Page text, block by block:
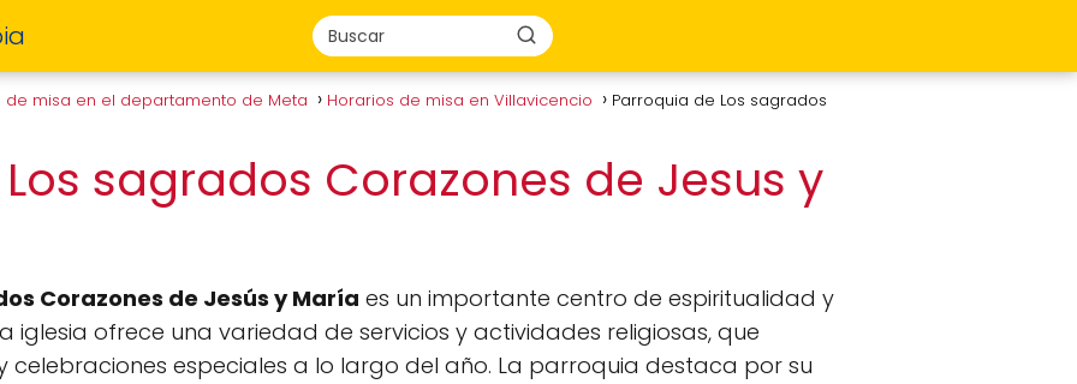
de misa en el departamento de Meta Horarios de misa en Villavicencio
Parroquia de Los sagrados
sagrados Corazones de Jesus y
Corazones de Jesús y María es un importante centro de espiritualidad y
iglesia ofrece una variedad de servicios y actividades religiosas, que
celebraciones especiales a lo largo del año. La parroquia destaca por su